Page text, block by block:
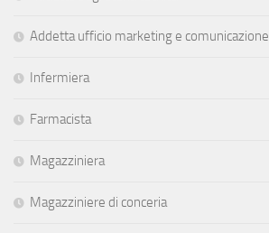
Addetta ufficio marketing e comunicazione
Infermiera
Farmacista
Magazziniera
Magazziniere di conceria